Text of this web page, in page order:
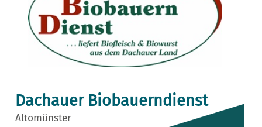
Dachauer Biobauerndienst
Altomünster